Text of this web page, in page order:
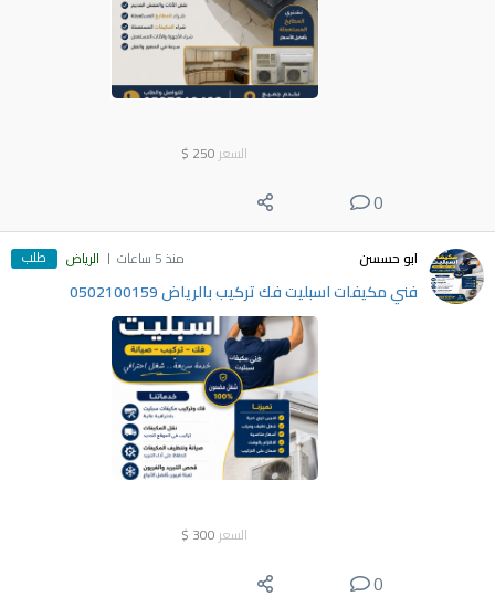
السعر 250
$
0
ابو حسسن منذ 5 ساعات الرياض طلب
فني مكيفات اسبليت فك تركيب بالرياض 0502100159
السعر 300
$
0